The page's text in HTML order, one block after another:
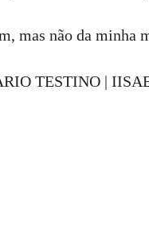
mas não da minha
TESTINO |